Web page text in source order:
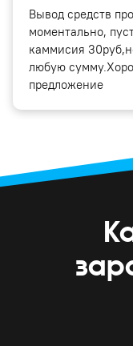
Вывод средств
моментально,
каммисия
любую
предложение